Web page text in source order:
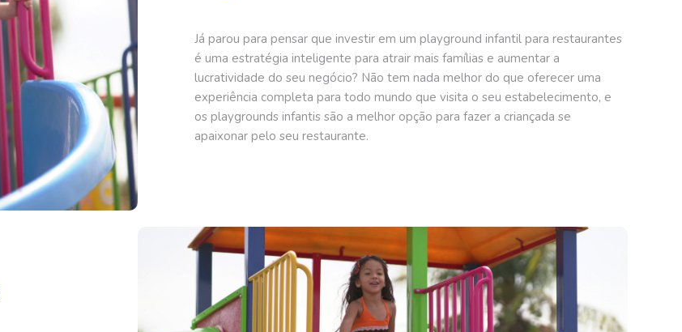
Já parou para pensar que investir em um playground infantil para restaurantes
é uma estratégia inteligente para atrair mais famílias e aumentar a
lucratividade do seu negócio? Não tem nada melhor do que oferecer uma
experiência completa para todo mundo que visita o seu estabelecimento, e
os playgrounds infantis são a melhor opção para fazer a criançada se
apaixonar pelo seu restaurante.